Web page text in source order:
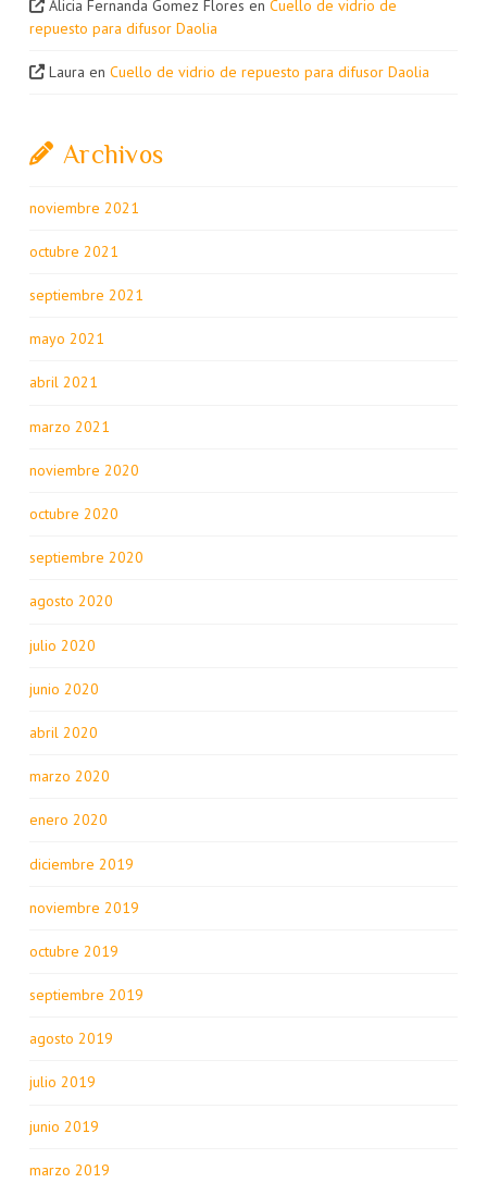
Alicia Fernanda Gomez Flores enCuello de vidrio de
repuesto para difusor Daolia
Laura enCuello de vidrio de repuesto para difusor Daolia
Archivos
noviembre 2021
octubre 2021
septiembre 2021
mayo 2021
abril 2021
marzo 2021
noviembre 2020
octubre 2020
septiembre 2020
agosto 2020
julio 2020
junio 2020
abril 2020
marzo 2020
enero 2020
diciembre 2019
noviembre 2019
octubre 2019
septiembre 2019
agosto 2019
julio 2019
junio 2019
marzo 2019